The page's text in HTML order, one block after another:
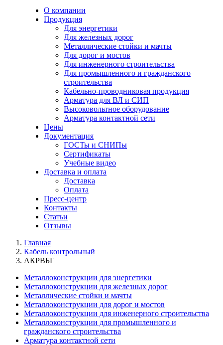
О компании
Продукция
Для энергетики
Для железных дорог
Металлические стойки и мачты
Для дорог и мостов
Для инженерного строительства
Для промышленного и гражданского
строительства
Кабельно-проводниковая продукция
Арматура для ВЛ и СИП
Высоковольтное оборудование
Арматура контактной сети
Цены
Документация
ГОСТы и СНИПы
Сертификаты
Учебные видео
Доставка и оплата
Доставка
Оплата
Пресс-центр
Контакты
Статьи
Отзывы
Главная
Кабель контрольный
АКРВБГ
Металлоконструкции для энергетики
Металлоконструкции для железных дорог
Металлические стойки и мачты
Металлоконструкции для дорог и мостов
Металлоконструкции для инженерного строительства
Металлоконструкции для промышленного и
гражданского строительства
Арматура контактной сети